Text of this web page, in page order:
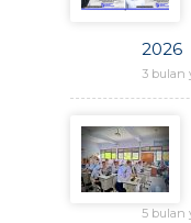
2026
3 bulan
5 bulan